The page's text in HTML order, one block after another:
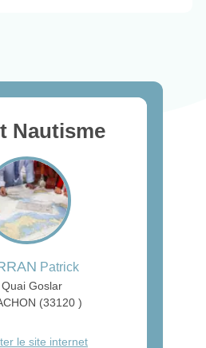
Nautisme
Patrick
Quai Goslar
(33120 )
le site internet